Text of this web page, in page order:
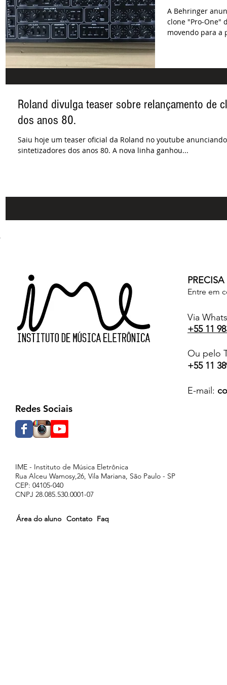
A Behringer
clone "Pro-One"
movendo para a
Roland divulga teaser sobre relançamento de
dos anos 80.
Saiu hoje um teaser oficial da Roland no youtube
sintetizadores dos anos 80. A nova linha ganhou...
Redes Sociais
Entre em
Via
+55 11
Ou pelo
+55 11
E-mail:
IME - Instituto de Música Eletrônica
Rua Alceu Wamosy,26, Vila Mariana, São Paulo - SP
CEP: 04105-040
CNPJ 28.085.530.0001-07
Área do aluno Contato Faq